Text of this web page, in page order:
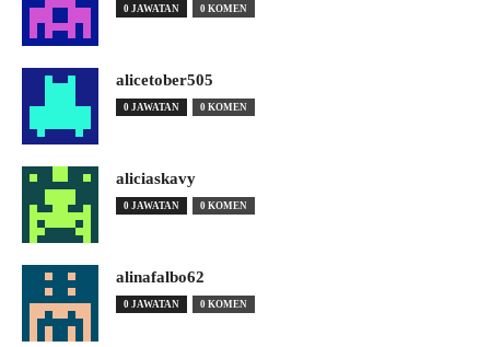
0 JAWATAN 0 KOMEN
alicetober505
0 JAWATAN 0 KOMEN
aliciaskavy
0 JAWATAN 0 KOMEN
alinafalbo62
0 JAWATAN 0 KOMEN